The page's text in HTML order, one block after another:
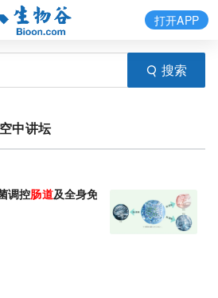
搜索
打开APP
空中讲坛
调控肠道及全身免疫功能的分子机制